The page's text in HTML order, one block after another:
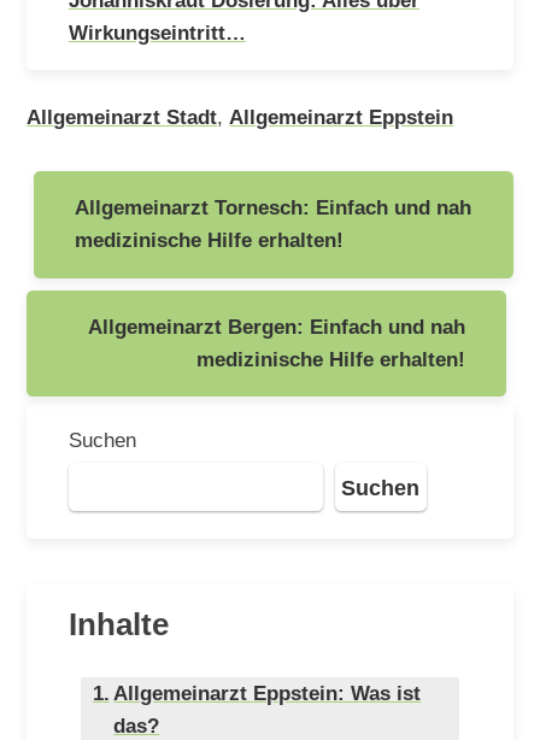
Wirkungseintritt…
Allgemeinarzt Stadt, Allgemeinarzt Eppstein
Beitragsnavigation
Allgemeinarzt Tornesch: Einfach und nah
medizinische Hilfe erhalten!
Allgemeinarzt Bergen: Einfach und nah
medizinische Hilfe erhalten!
Suchen
Suchen
Inhalte
Allgemeinarzt Eppstein: Was ist
das?